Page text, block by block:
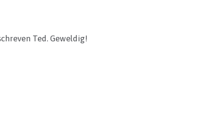
Ted. Geweldig!